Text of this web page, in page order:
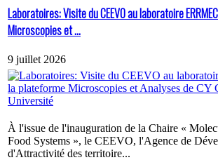
Laboratoires: Visite du CEEVO au laboratoire
Microscopies et ...
9 juillet 2026
À l'issue de l'inauguration de la Chaire «
Food Systems », le CEEVO, l'Agence de
d'Attractivité des territoire...